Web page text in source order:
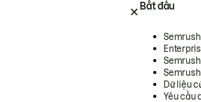
Bắt đầu
Semrush
Dữ liệu
Yêu cầu